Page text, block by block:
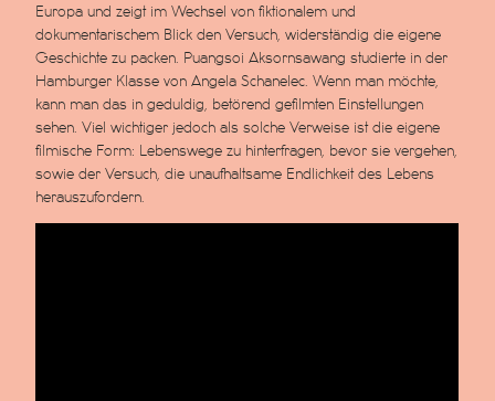
Europa und zeigt im Wechsel von fiktionalem und
dokumentarischem Blick den Versuch, widerständig die eigene
Geschichte zu packen. Puangsoi Aksornsawang studierte in der
Hamburger Klasse von Angela Schanelec. Wenn man möchte,
kann man das in geduldig, betörend gefilmten Einstellungen
sehen. Viel wichtiger jedoch als solche Verweise ist die eigene
filmische Form: Lebenswege zu hinterfragen, bevor sie vergehen,
sowie der Versuch, die unaufhaltsame Endlichkeit des Lebens
herauszufordern.